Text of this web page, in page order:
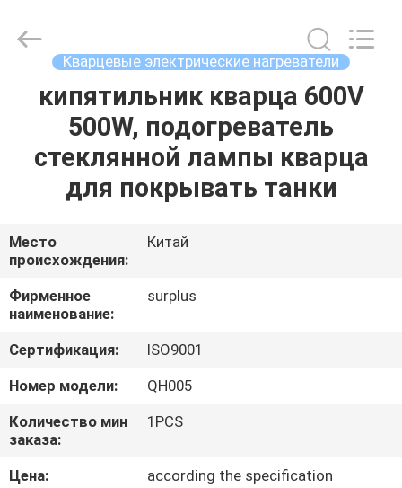
ДОМОЙ
ПРОДУКТЫ
НАС
ЭКСКУРСИЯ
ПО
ЗАВОДУ
КОНТРОЛЬ
КАЧЕСТВА
Limited.
Кварцевые электрические нагреватели
кипятильник кварца 600V
500W, подогреватель
стеклянной лампы кварца
для покрывать танки
Место
происхождения:
Китай
Фирменное
наименование:
surplus
Сертификация:
ISO9001
Номер модели:
QH005
Количество мин
заказа:
1PCS
Цена:
according the specification